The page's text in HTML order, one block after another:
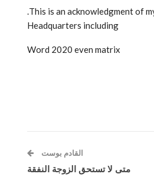
This is an acknowledgment of
Headquarters including
Word 2020 even matrix
القادم بوست
متى لا تستحق الزوجة النفقة